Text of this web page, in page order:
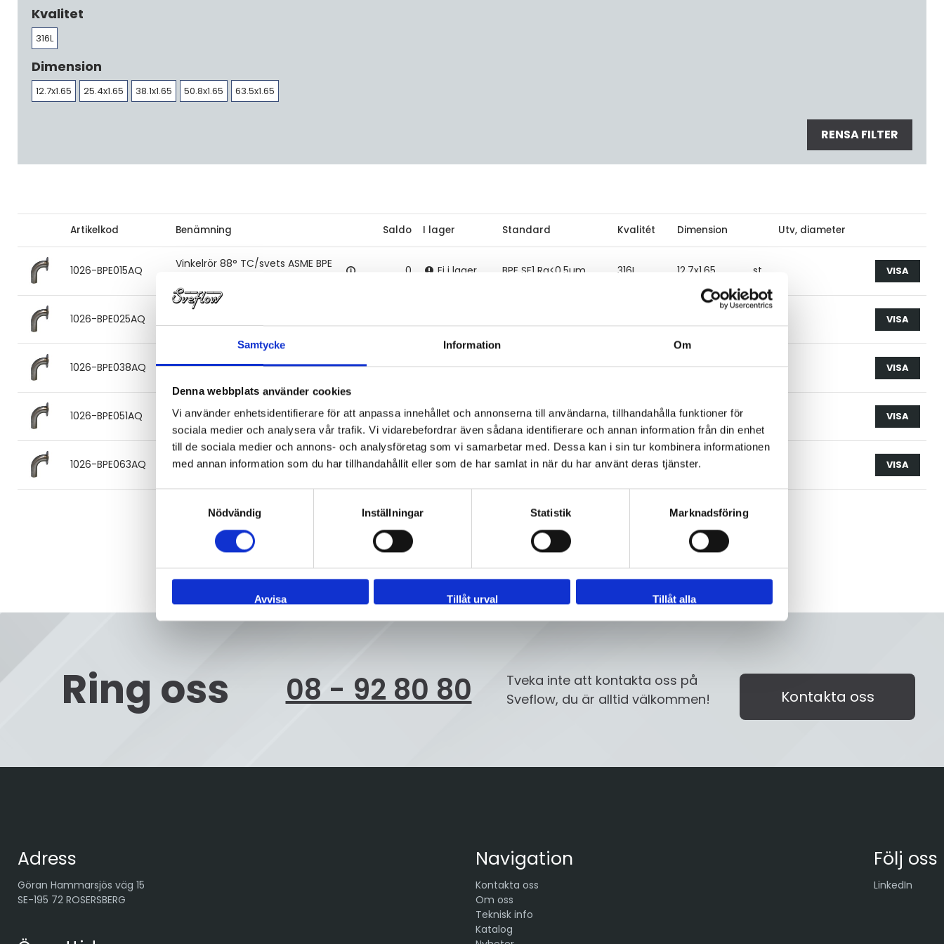
Samtycke Information Om
Denna webbplats använder cookies
Vi använder enhetsidentifierare för att anpassa innehållet och annonserna till användarna, tillhandahålla funktioner för
sociala medier och analysera vår trafik. Vi vidarebefordrar även sådana identifierare och annan information från din enhet
till de sociala medier och annons- och analysföretag som vi samarbetar med. Dessa kan i sin tur kombinera informationen
med annan information som du har tillhandahållit eller som de har samlat in när du har använt deras tjänster.
Nödvändig
Inställningar Statistik Marknadsföring
Avvisa Tillåt urval Tillåt alla
Kvalitet
316L
Dimension
12.7x1.65 25.4x1.65 38.1x1.65 50.8x1.65 63.5x1.65
RENSA FILTER
Artikelkod Benämning Saldo I lager Standard Kvalitét Dimension Utv, diameter
1026-BPE015AQ
Vinkelrör 88° TC/svets ASME BPE
0 Ej i lager BPE SF1 Ra<0,5µm 316L 12.7x1.65 st VISA
1026-BPE025AQ
Vinkelrör 88° TC/svets ASME BPE
25.4x1.65 316L SF1
VISA
1026-BPE038AQ 0 Ej i lager BPE SF1 Ra<0,5µm 316L 38.1x1.65 st VISA
1026-BPE051AQ
Vinkelrör 88° TC/svets ASME BPE
50.8x1.65 316L SF1
0 Ej i lager BPE SF1 Ra<0,5µm 316L 50.8x1.65 VISA
1026-BPE063AQ
Vinkelrör 88° TC/svets ASME BPE
63.5x1.65 316L SF1
0 Ej i lager BPE SF1 Ra<0,5µm 316L 63.5x1.65 VISA
Ring oss 08 - 92 80 80
Tveka inte att kontakta oss på
Sveflow, du är alltid välkommen!
Kontakta oss
Adress
Göran Hammarsjös väg 15
SE-195 72 ROSERSBERG
Navigation
Kontakta oss
Om oss
Teknisk info
Katalog
Följ oss
LinkedIn